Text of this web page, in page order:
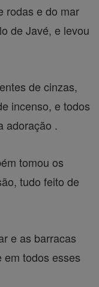
rodas e do mar
de Javé, e levou
de cinzas,
incenso, e todos
adoração .
tomou os
tudo feito de
e as barracas
todos esses